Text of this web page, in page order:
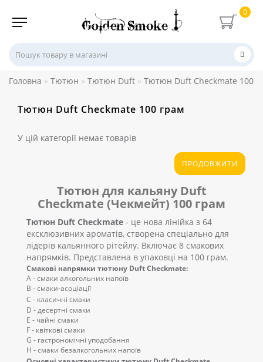
0
Головна Тютюн Тютюн Duft Тютюн Duft Checkmate 100
Тютюн Duft Checkmate 100 грам
У цій категорії немає товарів
ПРОДОВЖИТИ
Тютюн для кальяну Duft
Checkmate (Чекмейт) 100 грам
Тютюн Duft Checkmate - це нова лінійка з 64
ексклюзивних ароматів, створена спеціально для
лідерів кальянного рітейлу. Включає 8 смакових
напрямків. Представлена ​​в упаковці на 100 грам.
Смакові напрямки тютюну Duft Checkmate:
A - смаки алкогольних напоїв
B - смаки-асоціації
C - класичні смаки
D - десертні смаки
E - чайні смаки
F - квіткові смаки
G - гастрономічні уподобання
H - смаки безалкогольних напоїв